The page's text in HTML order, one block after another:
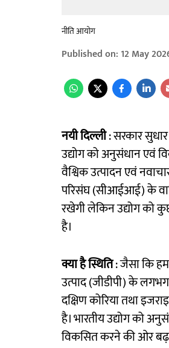
नीति आयोग
Published on: 12 May
नयी दिल्ली: सरकार
उद्योग को अनुसंधान एवं
वैश्विक उत्पादन एवं
परिसंघ (सीआईआई) के
रखेगी लेकिन उद्योग को
है।
क्या है स्थिति: जैसा कि
उत्पाद (जीडीपी) के
दक्षिण कोरिया तथा
है। भारतीय उद्योग को
विकसित करने की ओर